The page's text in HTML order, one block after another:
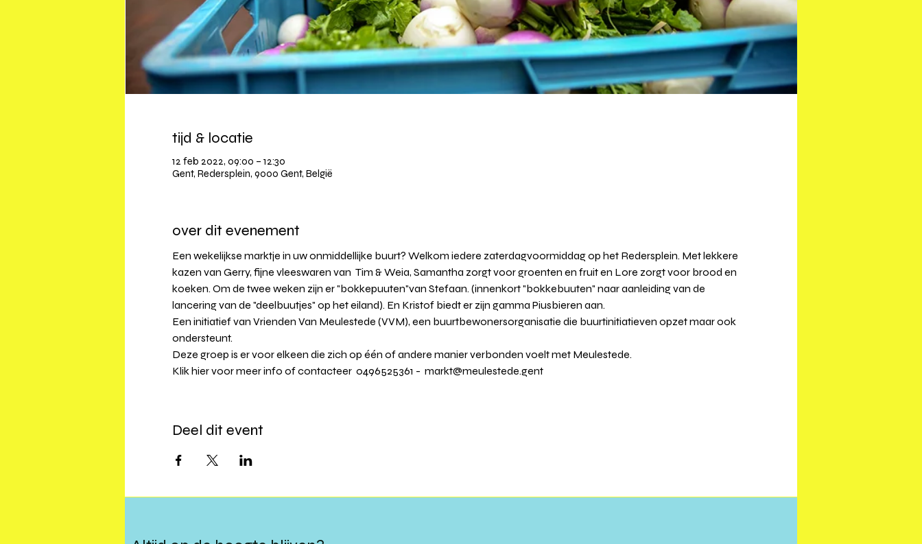
tijd & locatie
12 feb 2022, 09:00 – 12:30
Gent, Redersplein, 9000 Gent, België
over dit evenement
Een wekelijkse marktje in uw onmiddellijke buurt? Welkom iedere zaterdagvoormiddag op het Redersplein. Met lekkere
kazen van Gerry, fijne vleeswaren van  Tim & Weia, Samantha zorgt voor groenten en fruit en Lore zorgt voor brood en
koeken. Om de twee weken zijn er "bokkepuuten"van Stefaan. (innenkort "bokkebuuten" naar aanleiding van de
lancering van de "deelbuutjes" op het eiland). En Kristof biedt er zijn gamma Piusbieren aan.
Een initiatief van Vrienden Van Meulestede (VVM), een buurtbewonersorganisatie die buurtinitiatieven opzet maar ook
ondersteunt.
Deze groep is er voor elkeen die zich op één of andere manier verbonden voelt met Meulestede.
Klik hier voor meer info of contacteer 0496525361 - markt@meulestede.gent
Deel dit event